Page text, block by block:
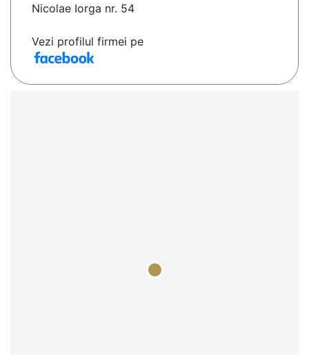
Nicolae Iorga nr. 54
Vezi profilul firmei pe